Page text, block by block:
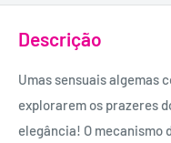
Descrição
Umas sensuais algemas
explorarem os prazeres
elegância! O mecanismo